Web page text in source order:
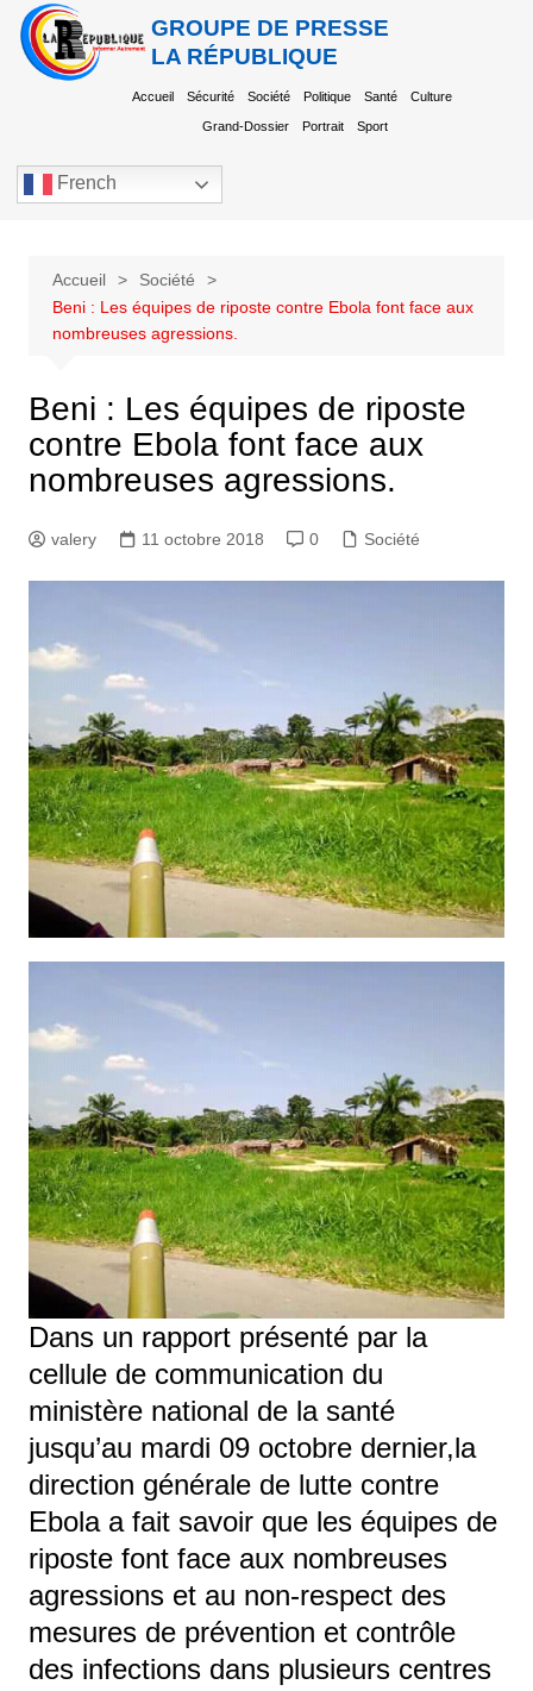
GROUPE DE PRESSE
LA RÉPUBLIQUE
Accueil Sécurité Société Politique Santé Culture
Grand-Dossier Portrait Sport
French
Accueil
Société
Beni : Les équipes de riposte contre Ebola font face aux
nombreuses agressions.
Beni : Les équipes de riposte
contre Ebola font face aux
nombreuses agressions.
valery 11 octobre 2018 0 Société
Dans un rapport présenté par la
cellule de communication du
ministère national de la santé
jusqu’au mardi 09 octobre dernier,la
direction générale de lutte contre
Ebola a fait savoir que les équipes de
riposte font face aux nombreuses
agressions et au non-respect des
mesures de prévention et contrôle
des infections dans plusieurs centres